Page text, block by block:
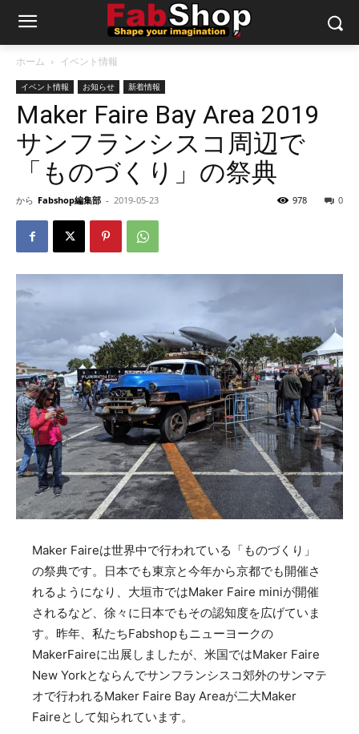
ホーム イベント情報
イベント情報 お知らせ 新着情報
Maker Faire Bay Area 2019
サンフランシスコ周辺で
「ものづくり」の祭典
から Fabshop編集部 - 2019-05-23 0
978
Maker Faireは世界中で行われている「ものづくり」
の祭典です。日本でも東京と今年から京都でも開催さ
れるようになり、大垣市ではMaker Faire miniが開催
されるなど、徐々に日本でもその認知度を広げていま
す。昨年、私たちFabshopもニューヨークの
MakerFaireに出展しましたが、米国ではMaker Faire
New Yorkとならんでサンフランシスコ郊外のサンマテ
オで行われるMaker Faire Bay Areaが二大Maker
Faireとして知られています。